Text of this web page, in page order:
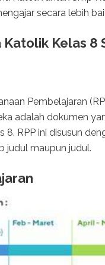
secara lebih
Katolik Kelas
Pembelajaran
adalah dokumen
8. RPP ini disusun
judul maupun judul.